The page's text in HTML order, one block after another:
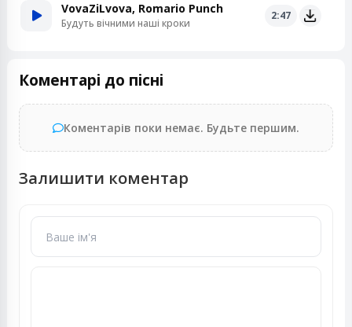
VovaZiLvova, Romario Punch
Будуть вічними наші кроки
2:47
Коментарі до пісні
Коментарів поки немає. Будьте першим.
Залишити коментар